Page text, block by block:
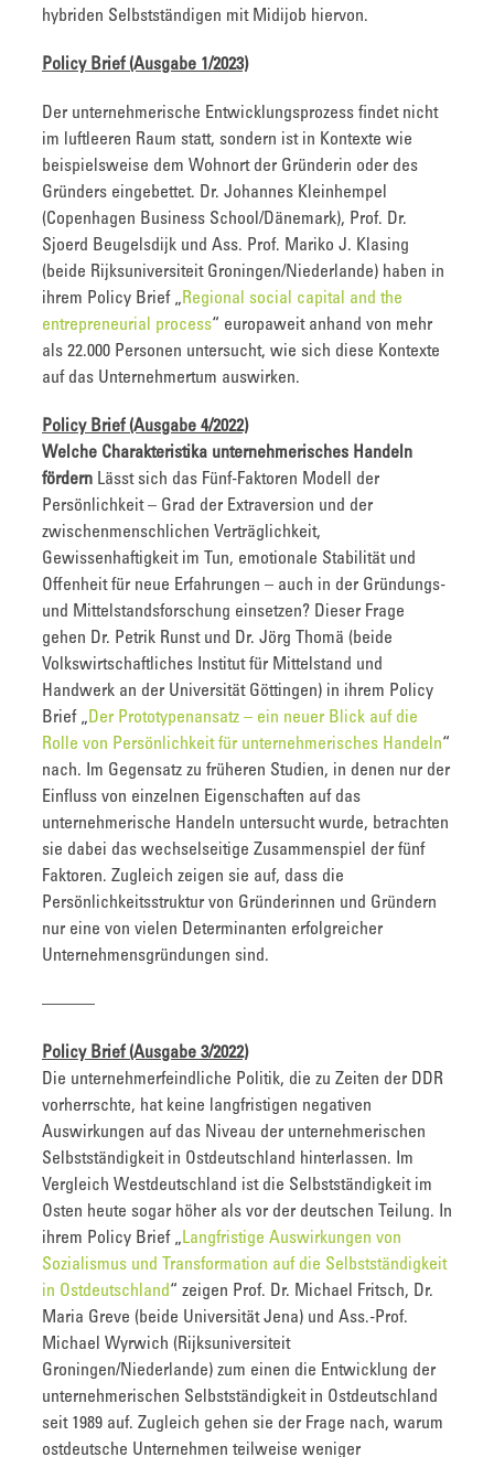
hybriden Selbstständigen mit Midijob hiervon.
Policy Brief (Ausgabe 1/2023)
Der unternehmerische Entwicklungsprozess findet nicht
im luftleeren Raum statt, sondern ist in Kontexte wie
beispielsweise dem Wohnort der Gründerin oder des
Gründers eingebettet. Dr. Johannes Kleinhempel
(Copenhagen Business School/Dänemark), Prof. Dr.
Sjoerd Beugelsdijk und Ass. Prof. Mariko J. Klasing
(beide Rijksuniversiteit Groningen/Niederlande) haben in
ihrem Policy Brief „Regional social capital and the
entrepreneurial process“ europaweit anhand von mehr
als 22.000 Personen untersucht, wie sich diese Kontexte
auf das Unternehmertum auswirken.
Policy Brief (Ausgabe 4/2022)
Welche Charakteristika unternehmerisches Handeln
fördern Lässt sich das Fünf-Faktoren Modell der
Persönlichkeit – Grad der Extraversion und der
zwischenmenschlichen Verträglichkeit,
Gewissenhaftigkeit im Tun, emotionale Stabilität und
Offenheit für neue Erfahrungen – auch in der Gründungs-
und Mittelstandsforschung einsetzen? Dieser Frage
gehen Dr. Petrik Runst und Dr. Jörg Thomä (beide
Volkswirtschaftliches Institut für Mittelstand und
Handwerk an der Universität Göttingen) in ihrem Policy
Brief „Der Prototypenansatz – ein neuer Blick auf die
Rolle von Persönlichkeit für unternehmerisches Handeln“
nach. Im Gegensatz zu früheren Studien, in denen nur der
Einfluss von einzelnen Eigenschaften auf das
unternehmerische Handeln untersucht wurde, betrachten
sie dabei das wechselseitige Zusammenspiel der fünf
Faktoren. Zugleich zeigen sie auf, dass die
Persönlichkeitsstruktur von Gründerinnen und Gründern
nur eine von vielen Determinanten erfolgreicher
Unternehmensgründungen sind.
———
Policy Brief (Ausgabe 3/2022)
Die unternehmerfeindliche Politik, die zu Zeiten der DDR
vorherrschte, hat keine langfristigen negativen
Auswirkungen auf das Niveau der unternehmerischen
Selbstständigkeit in Ostdeutschland hinterlassen. Im
Vergleich Westdeutschland ist die Selbstständigkeit im
Osten heute sogar höher als vor der deutschen Teilung. In
ihrem Policy Brief „Langfristige Auswirkungen von
Sozialismus und Transformation auf die Selbstständigkeit
in Ostdeutschland“ zeigen Prof. Dr. Michael Fritsch, Dr.
Maria Greve (beide Universität Jena) und Ass.-Prof.
Michael Wyrwich (Rijksuniversiteit
Groningen/Niederlande) zum einen die Entwicklung der
unternehmerischen Selbstständigkeit in Ostdeutschland
seit 1989 auf. Zugleich gehen sie der Frage nach, warum
ostdeutsche Unternehmen teilweise weniger